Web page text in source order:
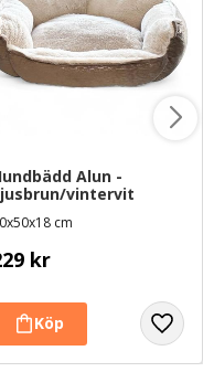
Alun -
vintervit
cm
kr